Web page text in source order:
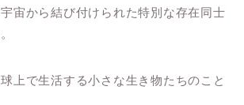
宙から結び付けられた特別な存在同士
上で生活する小さな生き物たちのこと